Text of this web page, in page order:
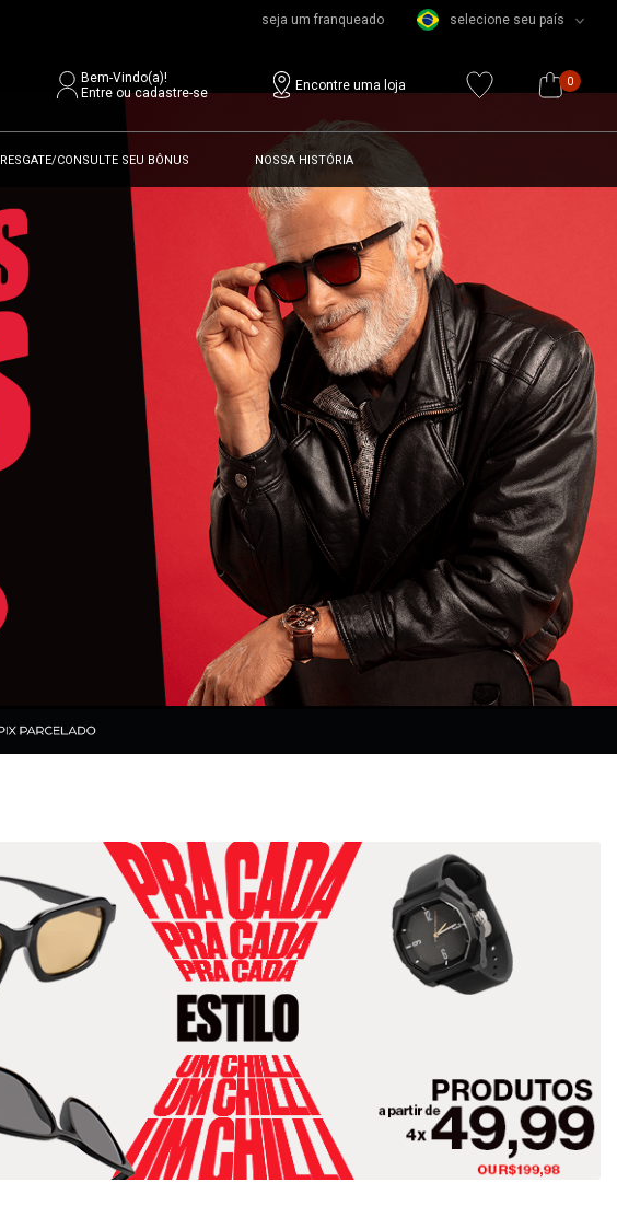
seja um franqueado selecione seu país
Bem-Vindo(a)!
Entre ou cadastre-se
Encontre uma loja 0
RESGATE/CONSULTE SEU BÔNUS NOSSA HISTÓRIA